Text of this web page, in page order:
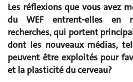
Les réflexions que vous avez
du WEF entrent-elles en
recherches, qui portent
dont les nouveaux médias,
peuvent être exploités pour
et la plasticité du cerveau?